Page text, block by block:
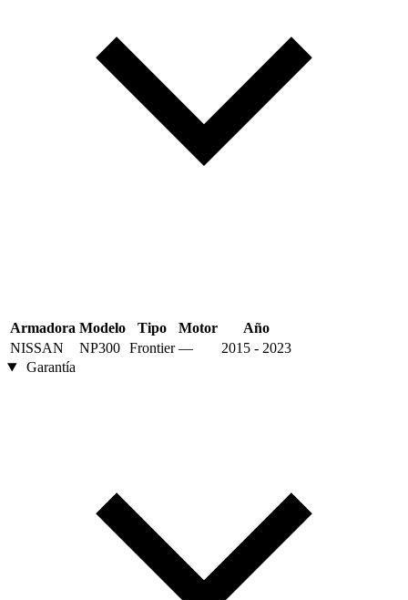
Armadora Modelo Tipo Motor
Año
NISSAN
NP300 Frontier —
2015 - 2023
Garantía